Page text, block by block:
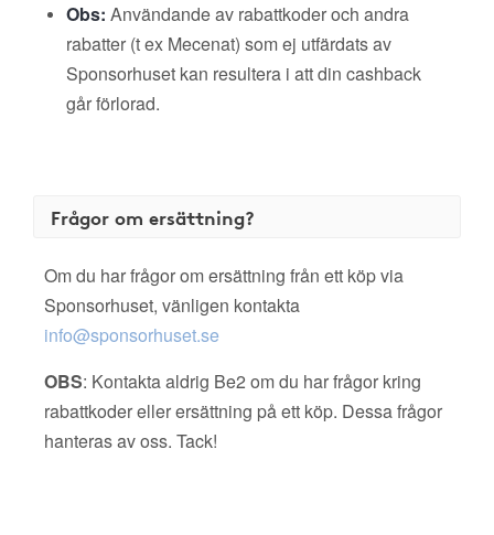
Obs: Användande av rabattkoder och andra
rabatter (t ex Mecenat) som ej utfärdats av
Sponsorhuset kan resultera i att din cashback
går förlorad.
Frågor om ersättning?
Om du har frågor om ersättning från ett köp via
Sponsorhuset, vänligen kontakta
info@sponsorhuset.se
OBS: Kontakta aldrig Be2 om du har frågor kring
rabattkoder eller ersättning på ett köp. Dessa frågor
hanteras av oss. Tack!